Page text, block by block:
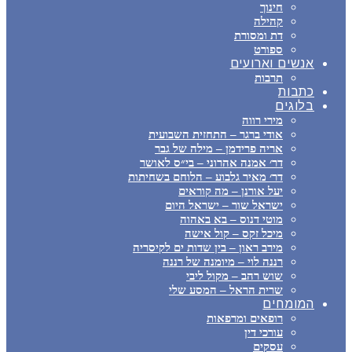
חינוך
קהילה
דת ומסורת
ספורט
אנשים וארועים
תרבות
כתבות
בלוגים
מירי רווה
אודי ברגר – התחזית השבועית
אריה פרידמן – מילה של גבר
דר׳ אמנה אהרוני – בי״ס לאושר
דר׳ מאיר גלבוע – הלוחם בשחיתות
יעל אורנן – מה קוראים
ישראל שור – ישראל היום
מוטי דנוס – בא באהוה
מיכל זקס – קול אישה
מירב ראון – בין שדות ים לקיסריה
רננה לוי – מיומנה של רננה
שוש רהב – מקול ליבי
שרית הראל – המסע שלי
המומחים
רופאים ומרפאות
עורכי דין
עסקים